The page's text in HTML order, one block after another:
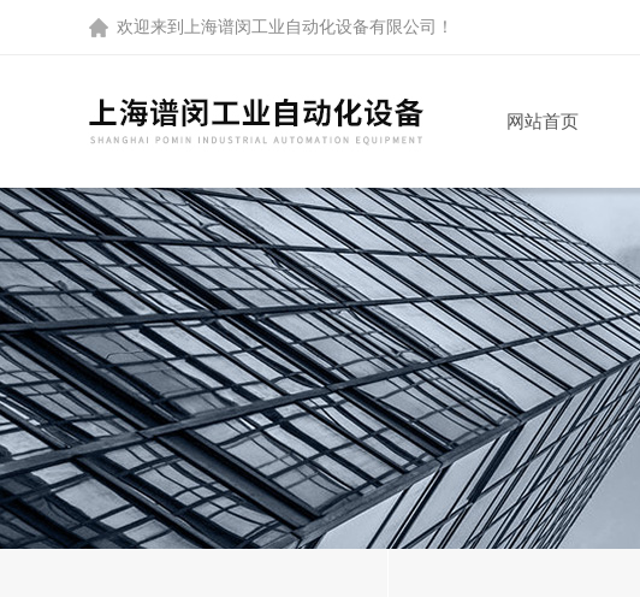
欢迎来到 上海谱闵工业自动化设备有限公司 ！
网站首页